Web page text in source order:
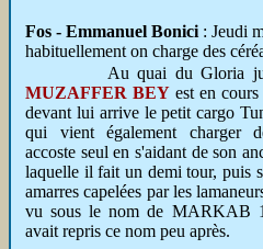
Fos - Emmanuel Bonici : Jeudi
habituellement on charge des
Au quai du Gloria
MUZAFFER BEY est en
devant lui arrive le petit cargo
qui vient également charger
accoste seul en s'aidant de son
laquelle il fait un demi tour, puis
amarres capelées par les
vu sous le nom de MARKAB
avait repris ce nom peu après.